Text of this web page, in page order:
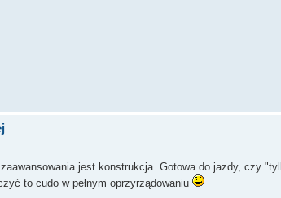
jest konstrukcja. Gotowa do jazdy, czy
to cudo w pełnym oprzyrządowaniu